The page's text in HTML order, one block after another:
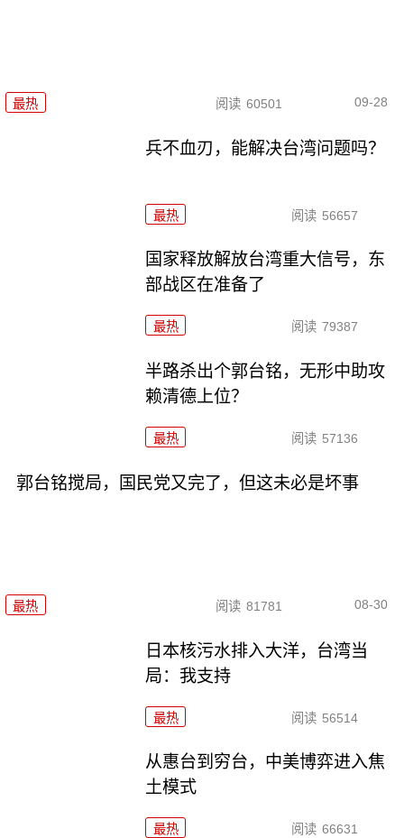
最热 阅读 60501 09-28
兵不血刃，能解决台湾问题吗？
最热 阅读 56657
国家释放解放台湾重大信号，东
部战区在准备了
最热 阅读 79387
半路杀出个郭台铭，无形中助攻
赖清德上位？
最热 阅读 57136
郭台铭搅局，国民党又完了，但这未必是坏事
最热 阅读 81781 08-30
日本核污水排入大洋，台湾当
局：我支持
最热 阅读 56514
从惠台到穷台，中美博弈进入焦
土模式
最热 阅读 66631